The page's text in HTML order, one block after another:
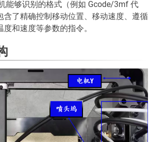
能够识别的格式（例如 Gcode/3mf 代
含了精确控制移动位置、移动速度、遵循
和速度等参数的指令。